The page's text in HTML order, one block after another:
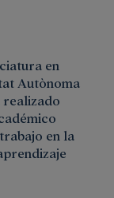
en
Autònoma
realizado
en la